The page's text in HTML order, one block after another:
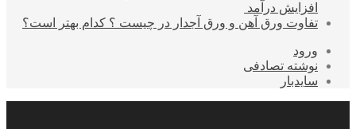
افزایش درآمد
تفاوت ورق آهن و ورق آجدار در چیست ؟ کدام بهتر است؟
ورود
نوشته تصادفی
سایدبار